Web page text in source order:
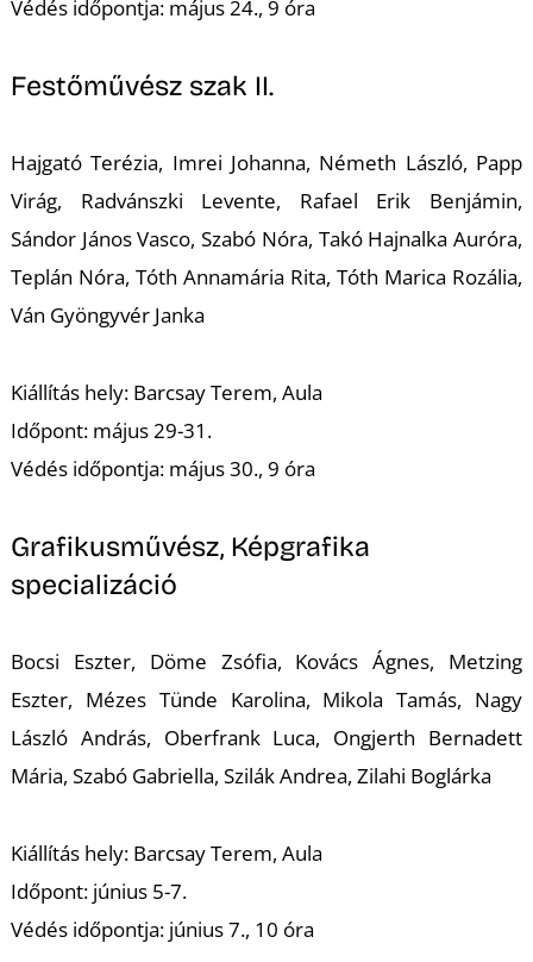
Védés időpontja: május 24., 9 óra
Festőművész szak II.
Hajgató Terézia, Imrei Johanna, Németh László, Papp
Virág, Radvánszki Levente, Rafael Erik Benjámin,
Sándor János Vasco, Szabó Nóra, Takó Hajnalka Auróra,
Teplán Nóra, Tóth Annamária Rita, Tóth Marica Rozália,
Ván Gyöngyvér Janka
Kiállítás hely: Barcsay Terem, Aula
Időpont: május 29-31.
Védés időpontja: május 30., 9 óra
Grafikusművész, Képgrafika
specializáció
Bocsi Eszter, Döme Zsófia, Kovács Ágnes, Metzing
Eszter, Mézes Tünde Karolina, Mikola Tamás, Nagy
László András, Oberfrank Luca, Ongjerth Bernadett
Mária, Szabó Gabriella, Szilák Andrea, Zilahi Boglárka
Kiállítás hely: Barcsay Terem, Aula
Időpont: június 5-7.
Védés időpontja: június 7., 10 óra